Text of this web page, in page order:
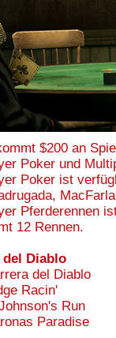
$200 an
Poker und
Poker ist
Pferderennen
12 Rennen.
del Diablo
del Diablo
Racin'
Run
Paradise